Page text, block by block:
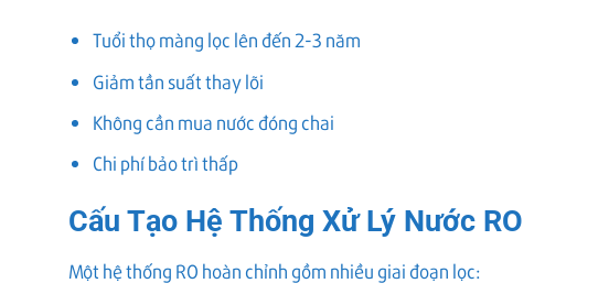
Tuổi thọ màng lọc lên đến 2-3 năm
Giảm tần suất thay lõi
Không cần mua nước đóng chai
Chi phí bảo trì thấp
Cấu Tạo Hệ Thống Xử Lý Nước RO
Một hệ thống RO hoàn chỉnh gồm nhiều giai đoạn lọc: